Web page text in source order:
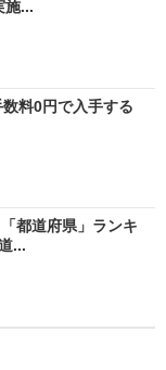
施...
料0円で入手する
都道府県」ランキ
...